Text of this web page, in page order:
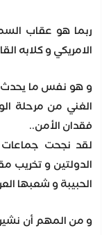
ربما هو عقاب
الامريكي و كلابه
و هو نفس ما يحدث
الغني من مرحلة
فقدان الأمن..
لقد نجحت جماعات
الدولتين و
الحبيبة و شعبها
و من المهم أن